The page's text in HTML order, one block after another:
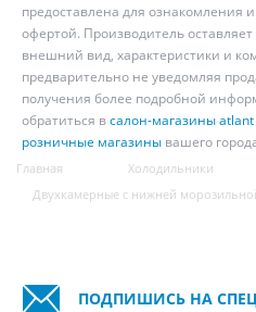
предоставлена для ознакомления
офертой. Производитель
внешний вид, характеристики и
предварительно не уведомляя
получения более подробной
обратиться всалон-магазины atlant
розничные магазины вашего
Главная
Холодильники
Двухкамерные с нижней
ПОДПИШИСЬ НА